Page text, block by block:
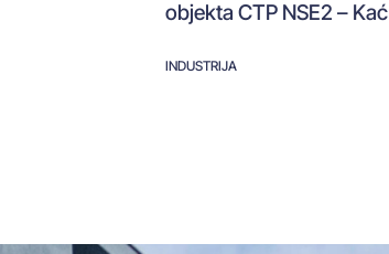
objekta CTP NSE2 – Kać
INDUSTRIJA